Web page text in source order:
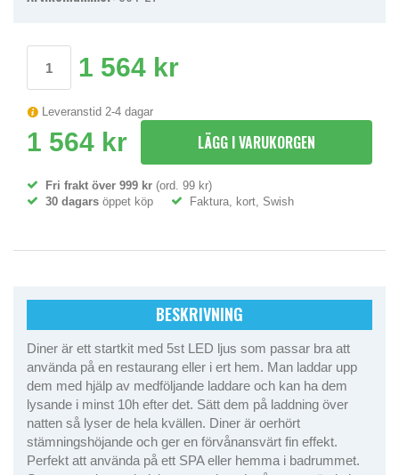
1 564 kr
Leveranstid 2-4 dagar
1 564 kr LÄGG I VARUKORGEN
Fri frakt över 999 kr (ord. 99 kr)
30 dagars öppet köp Faktura, kort, Swish
BESKRIVNING
Diner är ett startkit med 5st LED ljus som passar bra att
använda på en restaurang eller i ert hem. Man laddar upp
dem med hjälp av medföljande laddare och kan ha dem
lysande i minst 10h efter det. Sätt dem på laddning över
natten så lyser de hela kvällen. Diner är oerhört
stämningshöjande och ger en förvånansvärt fin effekt.
Perfekt att använda på ett SPA eller hemma i badrummet.